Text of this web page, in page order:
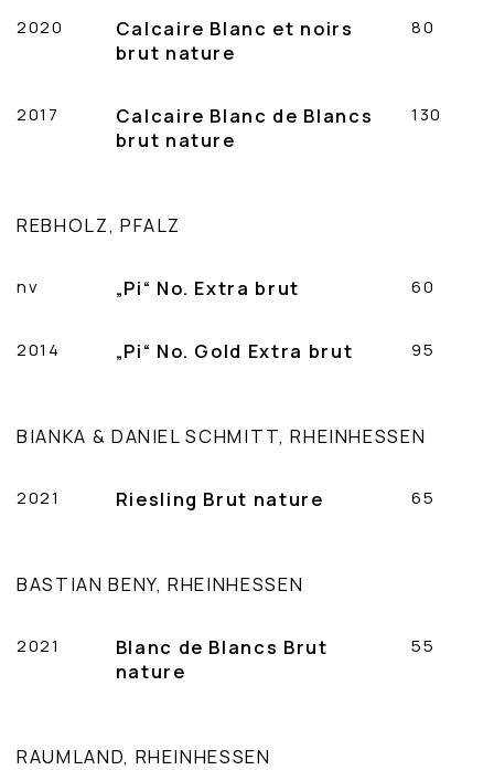
2020
Calcaire Blanc et noirs
brut nature
80
2017
Calcaire Blanc de Blancs
brut nature
130
REBHOLZ, PFALZ
nv „Pi“ No. Extra brut 60
2014 „Pi“ No. Gold Extra brut 95
BIANKA & DANIEL SCHMITT, RHEINHESSEN
2021 Riesling Brut nature 65
BASTIAN BENY, RHEINHESSEN
2021
Blanc de Blancs Brut
nature
55
RAUMLAND, RHEINHESSEN